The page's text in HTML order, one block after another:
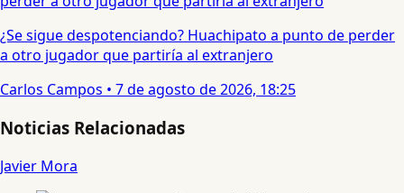
¿Se sigue despotenciando? Huachipato a punto de perder
a otro jugador que partiría al extranjero
Carlos Campos • 7 de agosto de 2026, 18:25
Noticias Relacionadas
Javier Mora